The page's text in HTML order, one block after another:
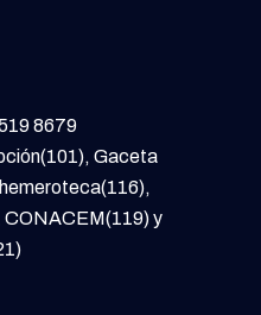
8679
Gaceta
y